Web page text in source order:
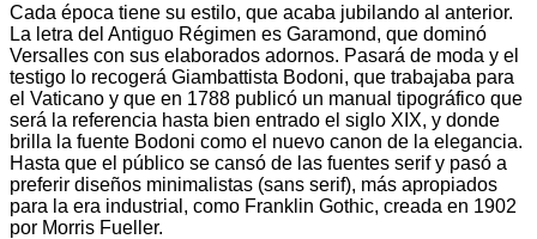
Cada época tiene su estilo, que acaba jubilando al anterior.
La letra del Antiguo Régimen es Garamond, que dominó
Versalles con sus elaborados adornos. Pasará de moda y el
testigo lo recogerá Giambattista Bodoni, que trabajaba para
el Vaticano y que en 1788 publicó un manual tipográfico que
será la referencia hasta bien entrado el siglo XIX, y donde
brilla la fuente Bodoni como el nuevo canon de la elegancia.
Hasta que el público se cansó de las fuentes serif y pasó a
preferir diseños minimalistas (sans serif), más apropiados
para la era industrial, como Franklin Gothic, creada en 1902
por Morris Fueller.